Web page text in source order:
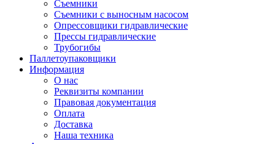
Съемники
Съемники с выносным насосом
Опрессовщики гидравлические
Прессы гидравлические
Трубогибы
Паллетоупаковщики
Информация
О нас
Реквизиты компании
Правовая документация
Оплата
Доставка
Наша техника